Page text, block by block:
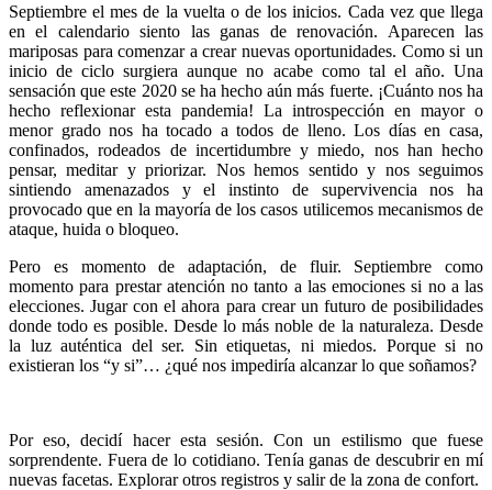
Septiembre el mes de la vuelta o de los inicios. Cada vez que llega
en el calendario siento las ganas de renovación. Aparecen las
mariposas para comenzar a crear nuevas oportunidades. Como si un
inicio de ciclo surgiera aunque no acabe como tal el año. Una
sensación que este 2020 se ha hecho aún más fuerte. ¡Cuánto nos ha
hecho reflexionar esta pandemia! La introspección en mayor o
menor grado nos ha tocado a todos de lleno. Los días en casa,
confinados, rodeados de incertidumbre y miedo, nos han hecho
pensar, meditar y priorizar. Nos hemos sentido y nos seguimos
sintiendo amenazados y el instinto de supervivencia nos ha
provocado que en la mayoría de los casos utilicemos mecanismos de
ataque, huida o bloqueo.
Pero es momento de adaptación, de fluir. Septiembre como
momento para prestar atención no tanto a las emociones si no a las
elecciones. Jugar con el ahora para crear un futuro de posibilidades
donde todo es posible. Desde lo más noble de la naturaleza. Desde
la luz auténtica del ser. Sin etiquetas, ni miedos. Porque si no
existieran los “y si”… ¿qué nos impediría alcanzar lo que soñamos?
Por eso, decidí hacer esta sesión. Con un estilismo que fuese
sorprendente. Fuera de lo cotidiano. Tenía ganas de descubrir en mí
nuevas facetas. Explorar otros registros y salir de la zona de confort.